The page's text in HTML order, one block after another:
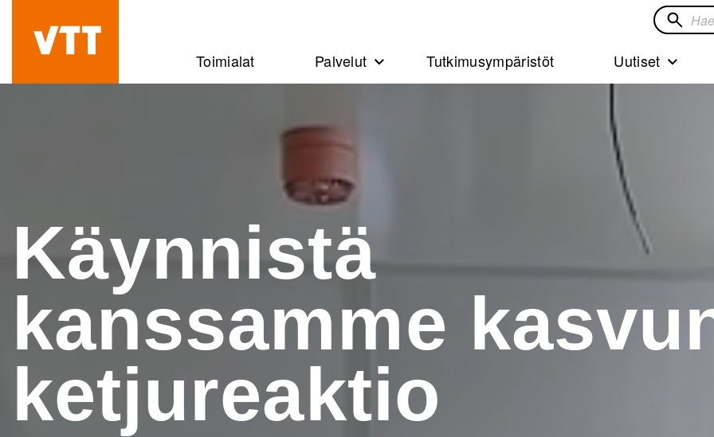
pääsisältöön
Beyond
the
Hae
Toimialat Palvelut Tutkimusympäristöt Uutiset
Käynnistä
kanssamme
ketjureaktio